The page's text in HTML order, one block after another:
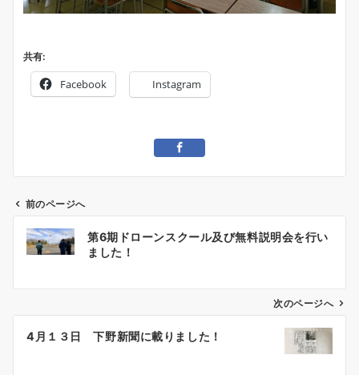
共有:
Facebook Instagram
前のページへ
第6期ドローンスクール及び無料説明会を行い
ました！
次のページへ
4月１３日 下野新聞に載りました！